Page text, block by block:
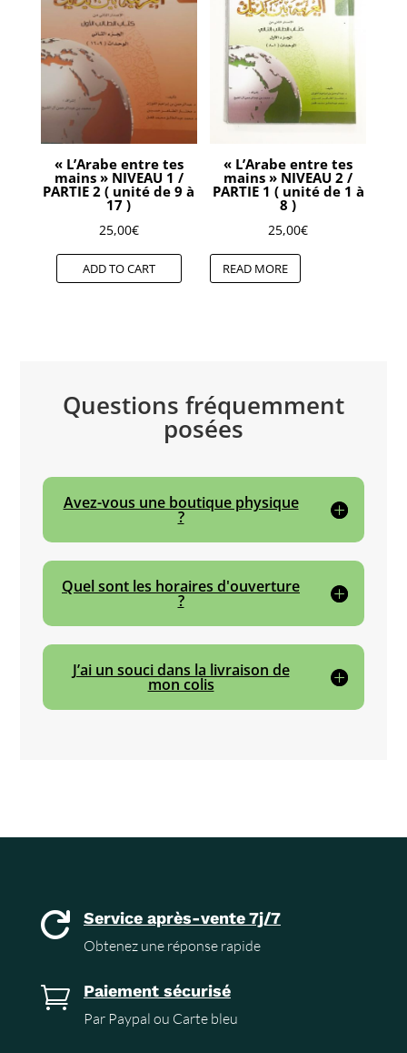
« L’Arabe entre tes
mains » NIVEAU 1 /
PARTIE 2 ( unité de 9 à
17 )
25,00€
ADD TO CART
« L’Arabe entre tes
mains » NIVEAU 2 /
PARTIE 1 ( unité de 1 à
8 )
25,00€
READ MORE
Questions fréquemment
posées
Avez-vous une boutique physique
?
Quel sont les horaires d'ouverture
?
J’ai un souci dans la livraison de
mon colis
 Service après-vente 7j/7
Obtenez une réponse rapide
 Paiement sécurisé
Par Paypal ou Carte bleu